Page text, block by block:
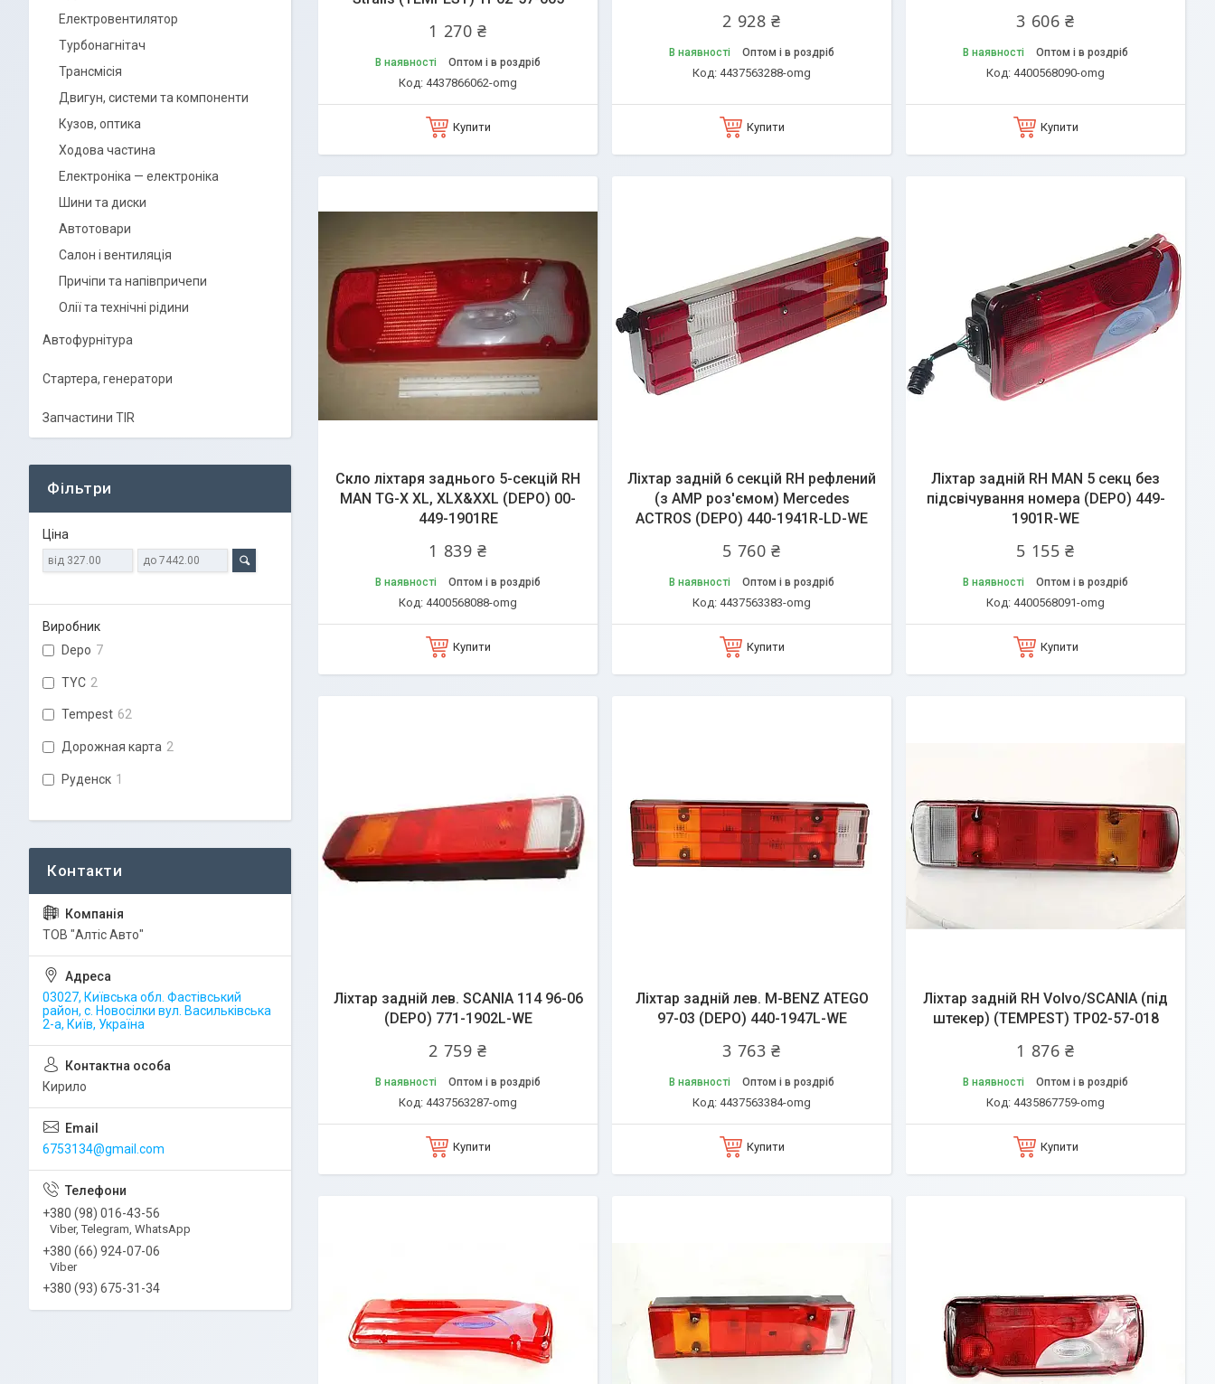
1 270 ₴
В наявності Оптом і в роздріб
4437866062-omg
Купити
2 928 ₴
В наявності Оптом і в роздріб
4437563288-omg
Купити
3 606 ₴
В наявності Оптом і в роздріб
4400568090-omg
Купити
Скло ліхтаря заднього 5-секцій RH
MAN TG-X XL, XLX&XXL (DEPO) 00-
449-1901RE
1 839 ₴
В наявності Оптом і в роздріб
4400568088-omg
Купити
Ліхтар задній 6 секцій RH рефлений
(з AMP роз'ємом) Mercedes
ACTROS (DEPO) 440-1941R-LD-WE
5 760 ₴
В наявності Оптом і в роздріб
4437563383-omg
Купити
Ліхтар задній RH MAN 5 секц без
підсвічування номера (DEPO) 449-
1901R-WE
5 155 ₴
В наявності Оптом і в роздріб
4400568091-omg
Купити
Ліхтар задній лев. SCANIA 114 96-06
(DEPO) 771-1902L-WE
2 759 ₴
В наявності Оптом і в роздріб
4437563287-omg
Купити
Ліхтар задній лев. M-BENZ ATEGO
97-03 (DEPO) 440-1947L-WE
3 763 ₴
В наявності Оптом і в роздріб
4437563384-omg
Купити
Ліхтар задній RH Volvo/SCANIA (під
штекер) (TEMPEST) TP02-57-018
1 876 ₴
В наявності Оптом і в роздріб
4435867759-omg
Купити
Електровентилятор
Турбонагнітач
Трансмісія
Двигун, системи та компоненти
Кузов, оптика
Ходова частина
Електроніка — електроніка
Шини та диски
Автотовари
Салон і вентиляція
Причіпи та напівпричепи
Олії та технічні рідини
Автофурнітура
Стартера, генератори
Запчастини TIR
Фільтри
Ціна
Виробник
Depo 7
TYC 2
Tempest 62
Дорожная карта 2
Руденск 1
ТОВ "Алтіс Авто"
03027, Київська обл. Фастівський
район, с. Новосілки вул. Васильківська
2-а, Київ, Україна
Кирило
6753134@gmail.com
+380 (98) 016-43-56
Viber, Telegram, WhatsApp
+380 (66) 924-07-06
Viber
+380 (93) 675-31-34